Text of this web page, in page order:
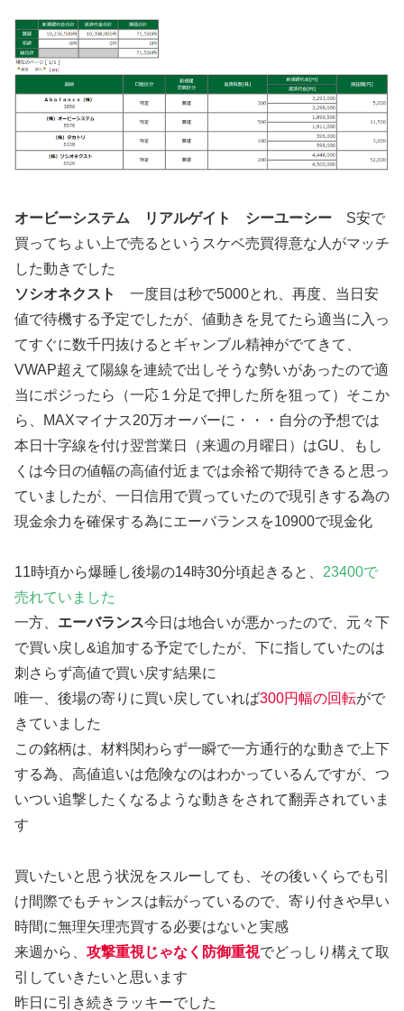
オービーシステム リアルゲイト シーユーシー S安で
買ってちょい上で売るというスケベ売買得意な人がマッチ
した動きでした
ソシオネクスト 一度目は秒で5000とれ、再度、当日安
値で待機する予定でしたが、値動きを見てたら適当に入っ
てすぐに数千円抜けるとギャンブル精神がでてきて、
VWAP超えて陽線を連続で出しそうな勢いがあったので適
当にポジったら（一応１分足で押した所を狙って）そこか
ら、MAXマイナス20万オーバーに・・・自分の予想では
本日十字線を付け翌営業日（来週の月曜日）はGU、もし
くは今日の値幅の高値付近までは余裕で期待できると思っ
ていましたが、一日信用で買っていたので現引きする為の
現金余力を確保する為にエーバランスを10900で現金化
11時頃から爆睡し後場の14時30分頃起きると、 23400で
売れていました
一方、 エーバランス今日は地合いが悪かったので、元々下
で買い戻し&追加する予定でしたが、下に指していたのは
刺さらず高値で買い戻す結果に
唯一、後場の寄りに買い戻していれば300円幅の回転がで
きていました
この銘柄は、材料関わらず一瞬で一方通行的な動きで上下
する為、高値追いは危険なのはわかっているんですが、つ
いつい追撃したくなるような動きをされて翻弄されていま
す
買いたいと思う状況をスルーしても、その後いくらでも引
け間際でもチャンスは転がっているので、寄り付きや早い
時間に無理矢理売買する必要はないと実感
来週から、 攻撃重視じゃなく防御重視でどっしり構えて取
引していきたいと思います
昨日に引き続きラッキーでした